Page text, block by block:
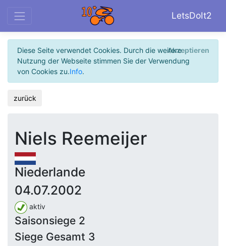
LetsDoIt2
Diese Seite verwendet Cookies. Durch die weitere
Nutzung der Webseite stimmen Sie der Verwendung
von Cookies zu.Info.
Akzeptieren
zurück
Niels Reemeijer
Niederlande
04.07.2002
aktiv
Saisonsiege 2
Siege Gesamt 3